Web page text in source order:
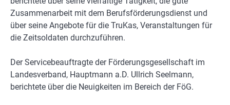
Zusammenarbeit mit dem Berufsförderungsdienst und
über seine Angebote für die TruKas, Veranstaltungen für
die Zeitsoldaten durchzuführen.
Der Servicebeauftragte der Förderungsgesellschaft im
Landesverband, Hauptmann a.D. Ullrich Seelmann,
berichtete über die Neuigkeiten im Bereich der FöG.